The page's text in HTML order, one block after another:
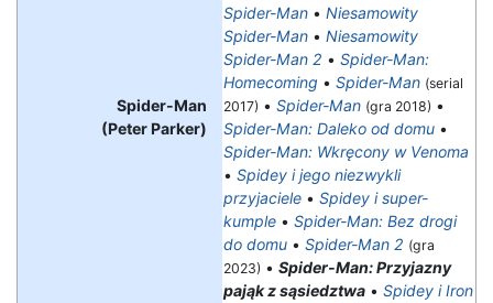
Spider-Man
(Peter Parker)
Spider-Man • Niesamowity
Spider-Man • Niesamowity
Spider-Man 2 • Spider-Man:
Homecoming • Spider-Man (serial
2017) • Spider-Man (gra 2018) •
Spider-Man: Daleko od domu •
Spider-Man: Wkręcony w Venoma
• Spidey i jego niezwykli
przyjaciele • Spidey i super-
kumple • Spider-Man: Bez drogi
do domu • Spider-Man 2 (gra
2023) • Spider-Man: Przyjazny
pająk z sąsiedztwa • Spidey i Iron